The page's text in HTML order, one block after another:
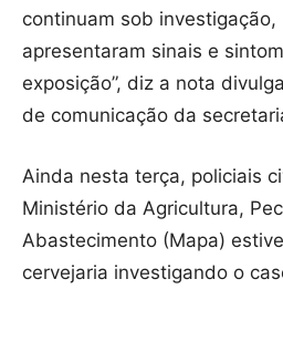
continuam sob investigação,
apresentaram sinais e
exposição”, diz a nota
de comunicação da
Ainda nesta terça, policiais
Ministério da Agricultura,
Abastecimento (Mapa)
cervejaria investigando o